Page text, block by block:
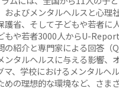
およびメンタルヘルスと心理
護省、そして子どもや若者に
もや若者3000人からU-
の紹介と専門家による回答
ンタルヘルスに与える影響、
マ、学校におけるメンタルヘ
めの理想的な環境など、さま